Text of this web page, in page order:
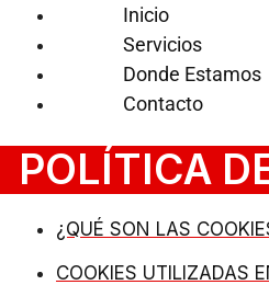
Inicio
Servicios
Donde Estamos
Contacto
POLÍTICA
¿QUÉ SON LAS
COOKIES UTILIZADAS